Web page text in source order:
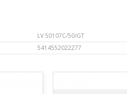
LV 50107C/50/GT
5414552022277